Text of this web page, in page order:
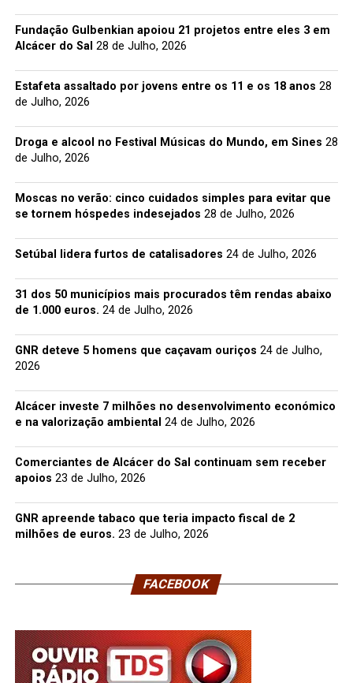
Fundação Gulbenkian apoiou 21 projetos entre eles 3 em
Alcácer do Sal 28 de Julho, 2026
Estafeta assaltado por jovens entre os 11 e os 18 anos 28
de Julho, 2026
Droga e alcool no Festival Músicas do Mundo, em Sines 28
de Julho, 2026
Moscas no verão: cinco cuidados simples para evitar que
se tornem hóspedes indesejados 28 de Julho, 2026
Setúbal lidera furtos de catalisadores 24 de Julho, 2026
31 dos 50 municípios mais procurados têm rendas abaixo
de 1.000 euros. 24 de Julho, 2026
GNR deteve 5 homens que caçavam ouriços 24 de Julho,
2026
Alcácer investe 7 milhões no desenvolvimento económico
e na valorização ambiental 24 de Julho, 2026
Comerciantes de Alcácer do Sal continuam sem receber
apoios 23 de Julho, 2026
GNR apreende tabaco que teria impacto fiscal de 2
milhões de euros. 23 de Julho, 2026
FACEBOOK